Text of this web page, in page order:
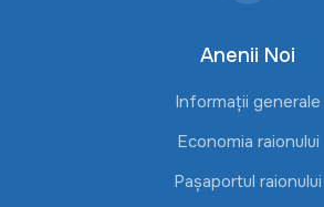
Anenii Noi
Informații generale
Economia raionului
Pașaportul raionului